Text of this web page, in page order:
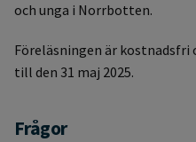
och unga i Norrbotten.
Föreläsningen är kostnadsfri
till den 31 maj 2025.
Frågor